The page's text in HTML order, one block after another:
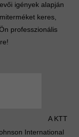
igények alapján
keres,
professzionális
A KTT
International